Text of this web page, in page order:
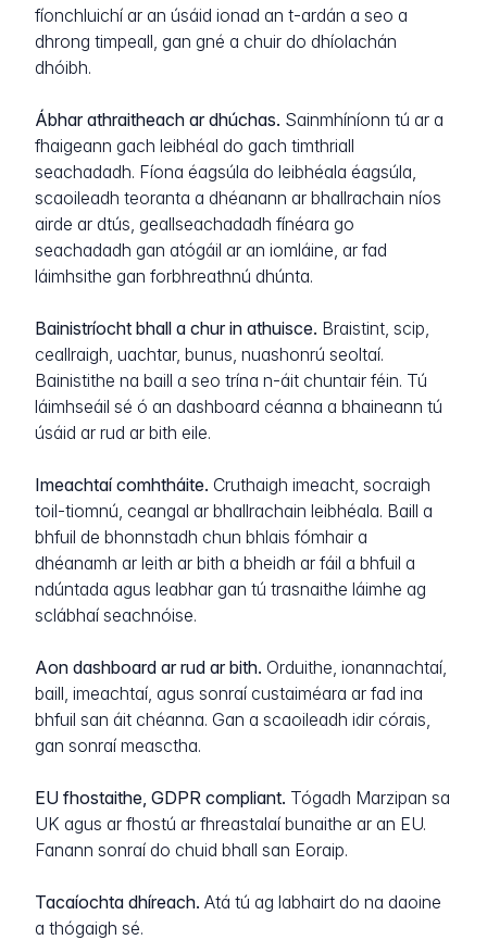
fíonchluichí ar an úsáid ionad an t-ardán a seo a
dhrong timpeall, gan gné a chuir do dhíolachán
dhóibh.
Ábhar athraitheach ar dhúchas. Sainmhíníonn tú ar a
fhaigeann gach leibhéal do gach timthriall
seachadadh. Fíona éagsúla do leibhéala éagsúla,
scaoileadh teoranta a dhéanann ar bhallrachain níos
airde ar dtús, geallseachadadh fínéara go
seachadadh gan atógáil ar an iomláine, ar fad
láimhsithe gan forbhreathnú dhúnta.
Bainistríocht bhall a chur in athuisce. Braistint, scip,
ceallraigh, uachtar, bunus, nuashonrú seoltaí.
Bainistithe na baill a seo trína n-áit chuntair féin. Tú
láimhseáil sé ó an dashboard céanna a bhaineann tú
úsáid ar rud ar bith eile.
Imeachtaí comhtháite. Cruthaigh imeacht, socraigh
toil-tiomnú, ceangal ar bhallrachain leibhéala. Baill a
bhfuil de bhonnstadh chun bhlais fómhair a
dhéanamh ar leith ar bith a bheidh ar fáil a bhfuil a
ndúntada agus leabhar gan tú trasnaithe láimhe ag
sclábhaí seachnóise.
Aon dashboard ar rud ar bith. Orduithe, ionannachtaí,
baill, imeachtaí, agus sonraí custaiméara ar fad ina
bhfuil san áit chéanna. Gan a scaoileadh idir córais,
gan sonraí measctha.
EU fhostaithe, GDPR compliant. Tógadh Marzipan sa
UK agus ar fhostú ar fhreastalaí bunaithe ar an EU.
Fanann sonraí do chuid bhall san Eoraip.
Tacaíochta dhíreach. Atá tú ag labhairt do na daoine
a thógaigh sé.